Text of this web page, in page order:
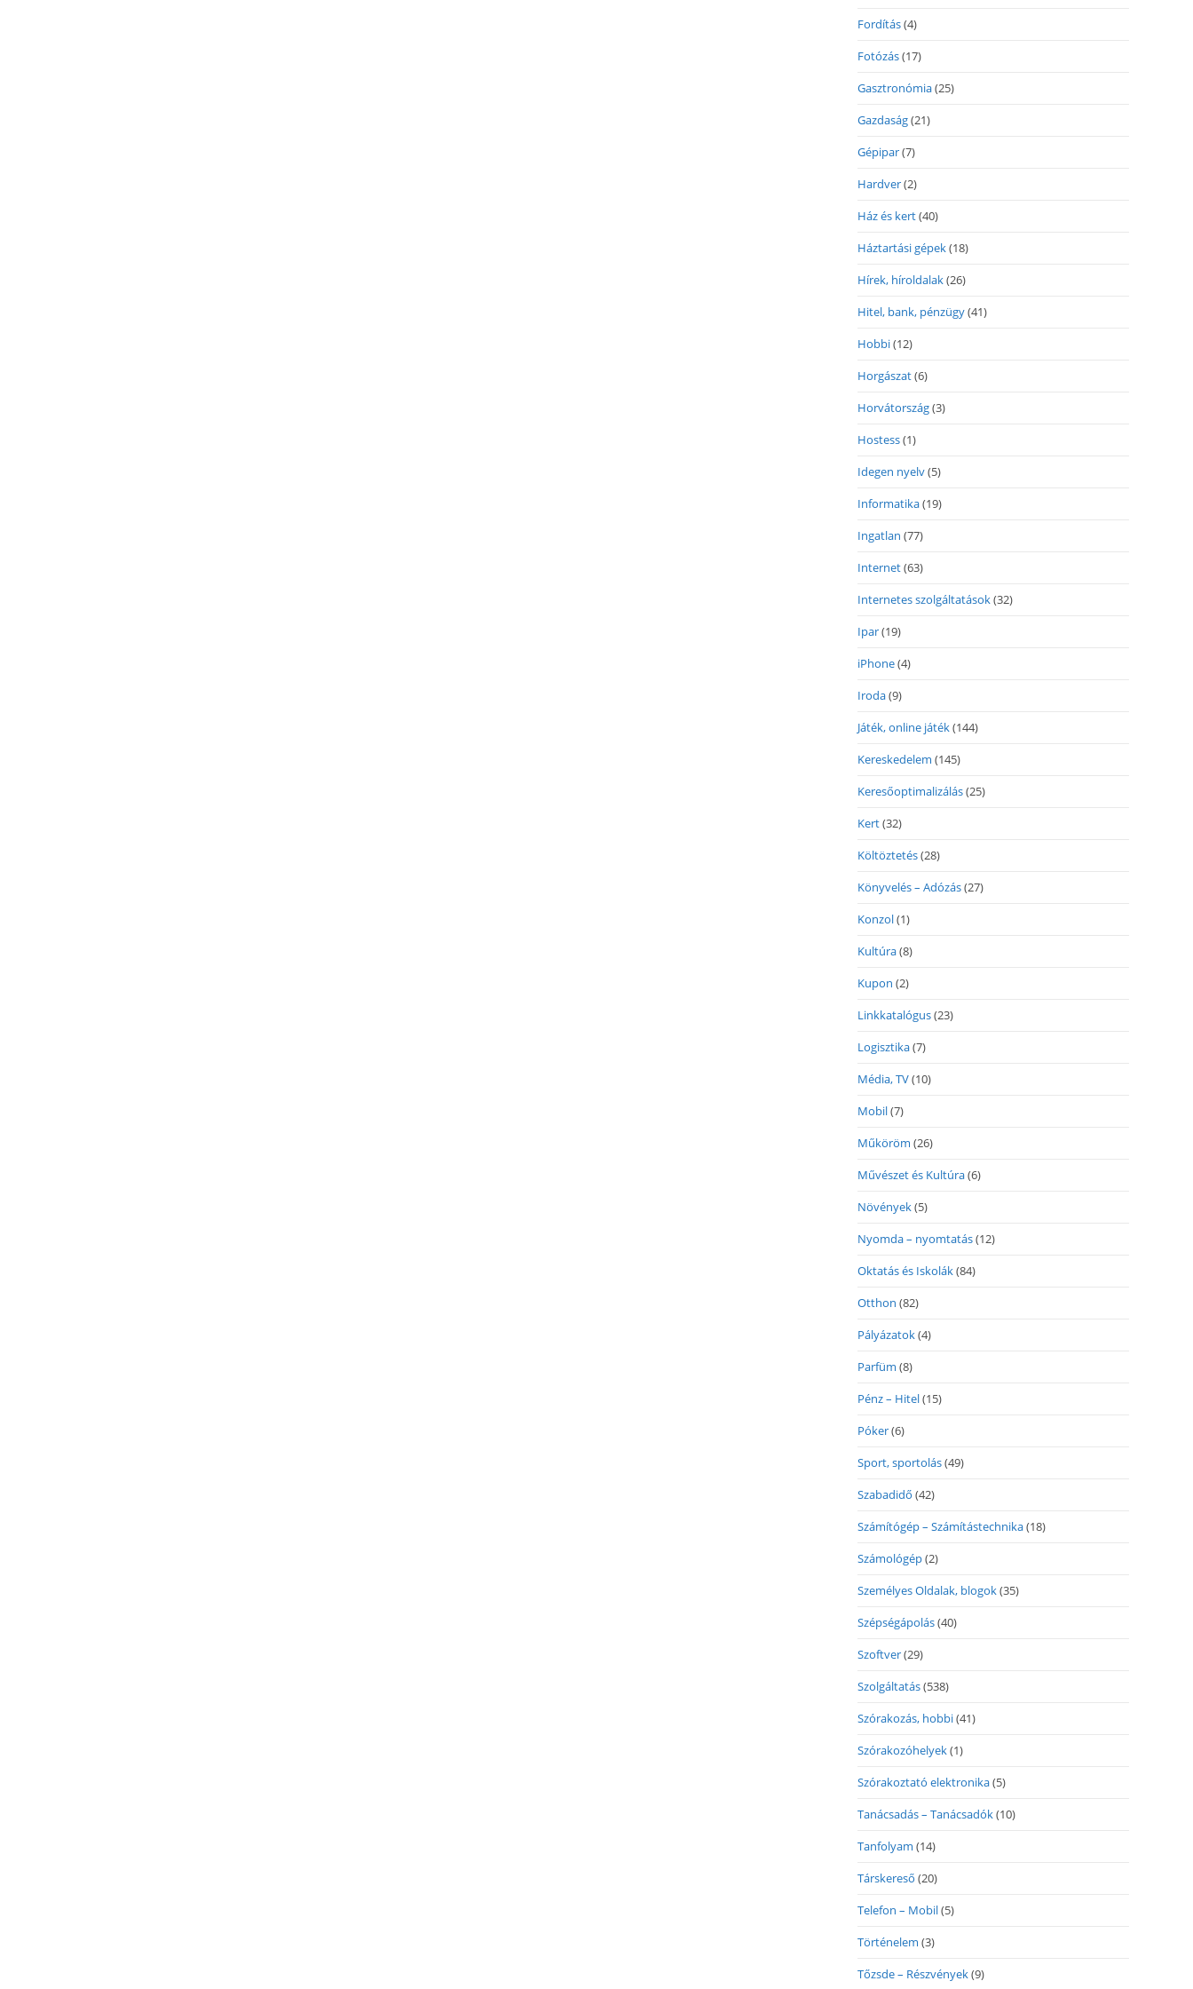
Fordítás(4)
Fotózás(17)
Gasztronómia(25)
Gazdaság(21)
Gépipar(7)
Hardver(2)
Ház és kert(40)
Háztartási gépek(18)
Hírek, híroldalak(26)
Hitel, bank, pénzügy(41)
Hobbi(12)
Horgászat(6)
Horvátország(3)
Hostess(1)
Idegen nyelv(5)
Informatika(19)
Ingatlan (77)
Internet(63)
Internetes szolgáltatások(32)
Ipar(19)
iPhone(4)
Iroda(9)
Játék, online játék(144)
Kereskedelem (145)
Keresőoptimalizálás(25)
Kert(32)
Költöztetés(28)
Könyvelés – Adózás(27)
Konzol(1)
Kultúra(8)
Kupon (2)
Linkkatalógus(23)
Logisztika(7)
Média, TV(10)
Mobil(7)
Műköröm (26)
Művészet és Kultúra(6)
Növények(5)
Nyomda – nyomtatás(12)
Oktatás és Iskolák(84)
Otthon (82)
Pályázatok(4)
Parfüm (8)
Pénz – Hitel(15)
Póker(6)
Sport, sportolás(49)
Szabadidő (42)
Számítógép – Számítástechnika(18)
Számológép(2)
Személyes Oldalak, blogok(35)
Szépségápolás(40)
Szoftver(29)
Szolgáltatás(538)
Szórakozás, hobbi(41)
Szórakozóhelyek(1)
Szórakoztató elektronika(5)
Tanácsadás – Tanácsadók(10)
Tanfolyam (14)
Társkereső (20)
Telefon – Mobil(5)
Történelem (3)
Tőzsde – Részvények(9)